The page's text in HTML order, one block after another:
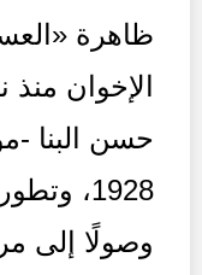
ظاهرة
الإخوان
حسن البنا
1928،
وصولًا إلى